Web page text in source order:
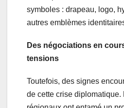
symboles : drapeau, logo,
autres emblèmes
Des négociations en
tensions
Toutefois, des signes
de cette crise diplomatique.